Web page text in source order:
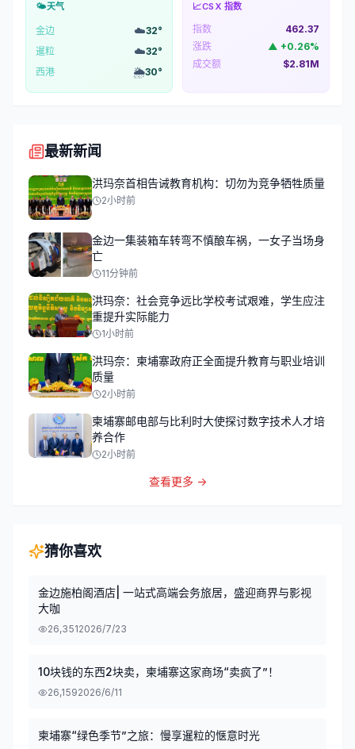
🌤️天气
金边 ☁️32°
暹粒
☁️32°
西港
🌦️30°
📈CSX 指数
指数
462.37
涨跌
▲ +0.26%
成交额
$2.81M
最新新闻
洪玛奈首相告诫教育机构：切勿为竞争牺牲质量
2小时前
金边一集装箱车转弯不慎酿车祸，一女子当场身
亡
11分钟前
洪玛奈：社会竞争远比学校考试艰难，学生应注
重提升实际能力
1小时前
洪玛奈：柬埔寨政府正全面提升教育与职业培训
质量
2小时前
柬埔寨邮电部与比利时大使探讨数字技术人才培
养合作
2小时前
查看更多 →
猜你喜欢
金边施柏阁酒店| 一站式高端会务旅居，盛迎商界与影视
大咖
26,3512026/7/23
10块钱的东西2块卖，柬埔寨这家商场“卖疯了”！
26,1592026/6/11
柬埔寨“绿色季节”之旅：慢享暹粒的惬意时光